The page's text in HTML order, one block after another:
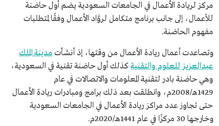
مركز لريادة الأعمال في الجامعات السعودية يضم أول حاضنة
للأعمال، إلى جانب برنامج متكامل لروَّاد الأعمال وفقًا لمتطلبات
مفهوم الحاضنة.
وتصاعدت أعمال ريادة الأعمال من وقتها، إذ أنشأت مدينة الملك
عبدالعزيز للعلوم والتقنية كذلك أول حاضنة تقنية في السعودية،
وهي حاضنة بادر لتقنية المعلومات والاتصالات في عام
1429هـ/2008م، وانطلقت بعد ذلك برامج ومبادرات ريادة الأعمال
حتى تجاوز عدد مراكز ريادة الأعمال في الجامعات السعودية
وخارجها 30 مركزًا في عام 1441هـ/2020م.